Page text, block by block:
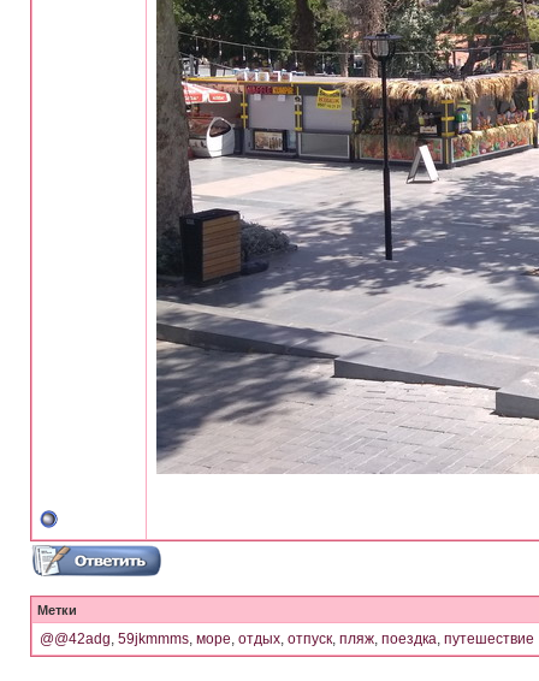
Метки
@@42adg, 59jkmmms, море, отдых, отпуск, пляж, поездка, путешествие